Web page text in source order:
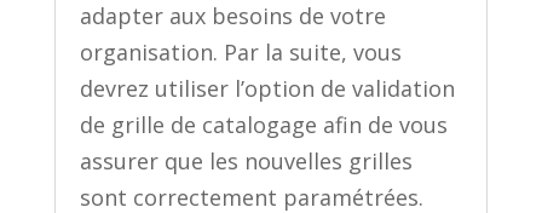
adapter aux besoins de votre
organisation. Par la suite, vous
devrez utiliser l’option de validation
de grille de catalogage afin de vous
assurer que les nouvelles grilles
sont correctement paramétrées.